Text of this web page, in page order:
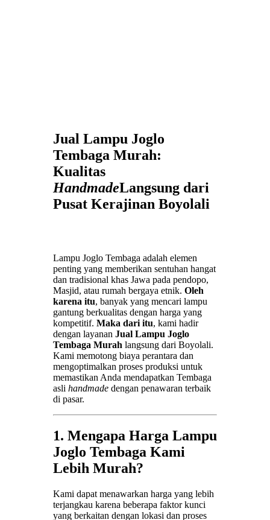
Jual Lampu Joglo
Tembaga Murah:
Kualitas
HandmadeLangsung dari
Pusat Kerajinan Boyolali
Lampu Joglo Tembaga adalah elemen
penting yang memberikan sentuhan hangat
dan tradisional khas Jawa pada pendopo,
Masjid, atau rumah bergaya etnik. Oleh
karena itu, banyak yang mencari lampu
gantung berkualitas dengan harga yang
kompetitif. Maka dari itu, kami hadir
dengan layanan Jual Lampu Joglo
Tembaga Murah langsung dari Boyolali.
Kami memotong biaya perantara dan
mengoptimalkan proses produksi untuk
memastikan Anda mendapatkan Tembaga
asli handmade dengan penawaran terbaik
di pasar.
1. Mengapa Harga Lampu
Joglo Tembaga Kami
Lebih Murah?
Kami dapat menawarkan harga yang lebih
terjangkau karena beberapa faktor kunci
yang berkaitan dengan lokasi dan proses